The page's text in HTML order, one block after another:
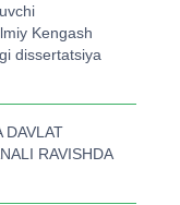
Kengash
dissertatsiya
DAVLAT
RAVISHDA